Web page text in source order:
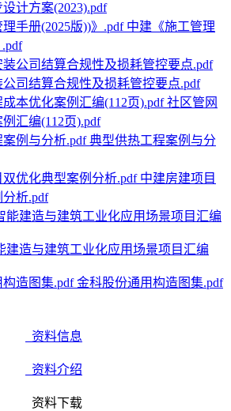
计方案(2023).pdf
中建《施工管理
司结算合规性及损耗管控要点.pdf
社区管网
汇编(112页).pdf
典型供热工程案例与分
中建房建项目
析.pdf
建造与建筑工业化应用场景项目汇编
金科股份通用构造图集.pdf
资料信息
资料介绍
资料下载